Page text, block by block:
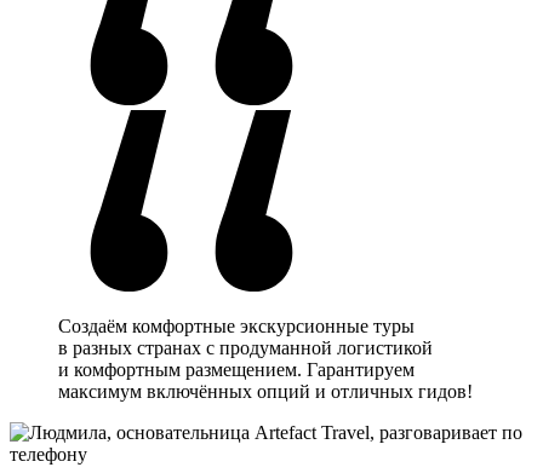
Создаём комфортные экскурсионные туры
в разных странах с продуманной логистикой
и комфортным размещением. Гарантируем
максимум включённых опций и отличных гидов!